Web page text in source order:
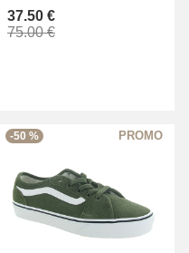
37.50 €
75.00 €
-50 %